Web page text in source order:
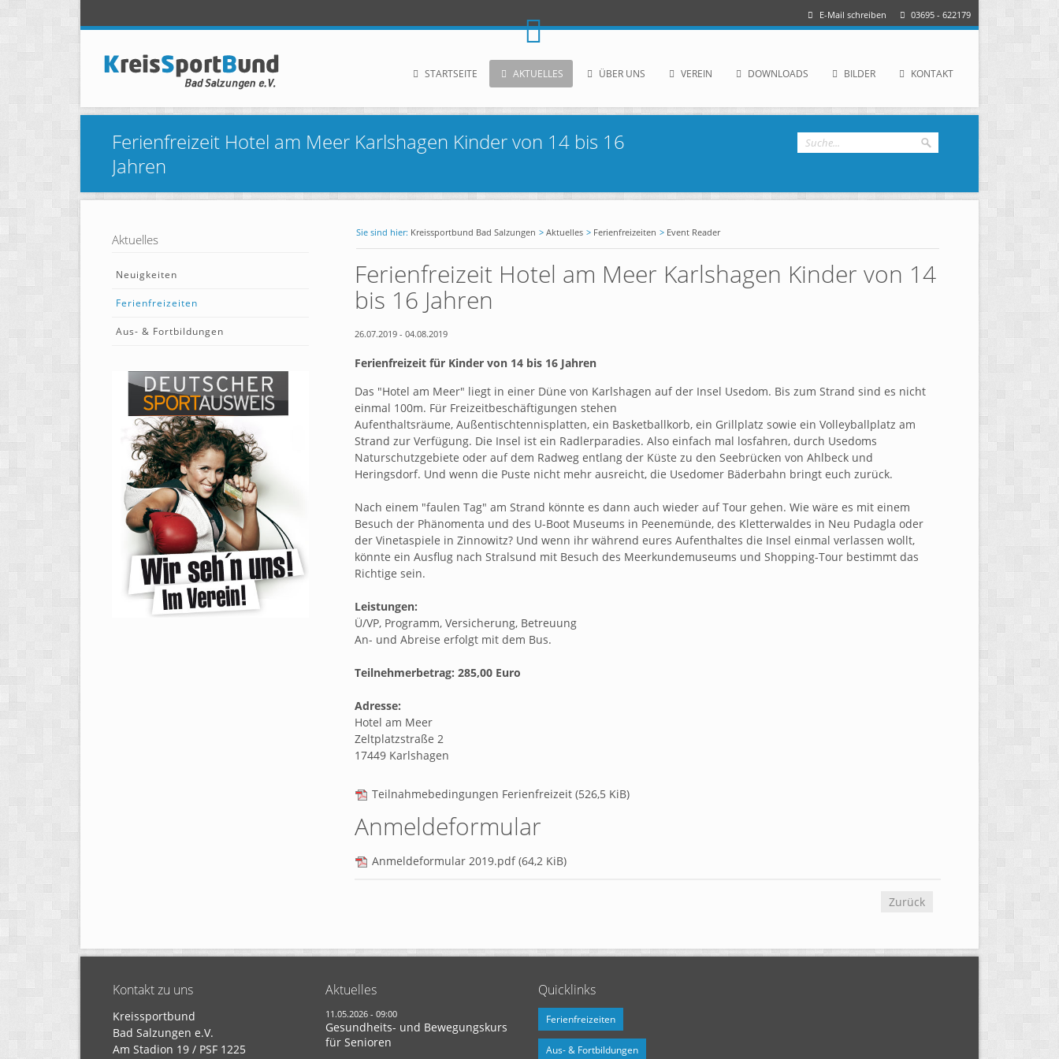
E-Mail schreiben 03695 - 622179
STARTSEITE AKTUELLES ÜBER UNS VEREIN DOWNLOADS BILDER KONTAKT
Ferienfreizeit Hotel am Meer Karlshagen Kinder von 14 bis 16
Jahren
Kreissportbund Bad Salzungen Aktuelles Ferienfreizeiten Event Reader
Ferienfreizeit Hotel am Meer Karlshagen Kinder von 14
bis 16 Jahren
26.07.2019- 04.08.2019
Ferienfreizeit für Kinder von 14 bis 16 Jahren
Das "Hotel am Meer" liegt in einer Düne von Karlshagen auf der Insel Usedom. Bis zum Strand sind es nicht
einmal 100m. Für Freizeitbeschäftigungen stehen
Aufenthaltsräume, Außentischtennisplatten, ein Basketballkorb, ein Grillplatz sowie ein Volleyballplatz am
Strand zur Verfügung. Die Insel ist ein Radlerparadies. Also einfach mal losfahren, durch Usedoms
Naturschutzgebiete oder auf dem Radweg entlang der Küste zu den Seebrücken von Ahlbeck und
Heringsdorf. Und wenn die Puste nicht mehr ausreicht, die Usedomer Bäderbahn bringt euch zurück.
Nach einem "faulen Tag" am Strand könnte es dann auch wieder auf Tour gehen. Wie wäre es mit einem
Besuch der Phänomenta und des U-Boot Museums in Peenemünde, des Kletterwaldes in Neu Pudagla oder
der Vinetaspiele in Zinnowitz? Und wenn ihr während eures Aufenthaltes die Insel einmal verlassen wollt,
könnte ein Ausflug nach Stralsund mit Besuch des Meerkundemuseums und Shopping-Tour bestimmt das
Richtige sein.
Leistungen:
Ü/VP, Programm, Versicherung, Betreuung
An- und Abreise erfolgt mit dem Bus.
Teilnehmerbetrag: 285,00 Euro
Adresse:
Hotel am Meer
Zeltplatzstraße 2
17449 Karlshagen
Teilnahmebedingungen Ferienfreizeit (526,5 KiB)
Anmeldeformular
Anmeldeformular 2019.pdf(64,2 KiB)
Zurück
Aktuelles
Neuigkeiten
Ferienfreizeiten
Aus- & Fortbildungen
Kontakt zu uns
Kreissportbund
Bad Salzungen e.V.
Am Stadion 19 / PSF 1225
Aktuelles
11.05.2026 - 09:00
Gesundheits- und Bewegungskurs
für Senioren
Quicklinks
Ferienfreizeiten
Aus- & Fortbildungen